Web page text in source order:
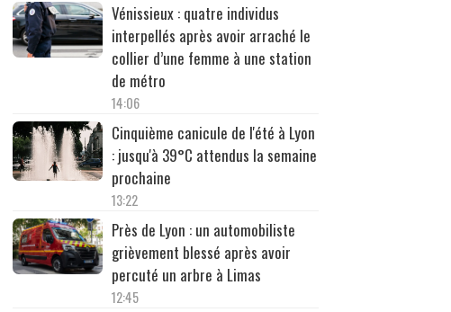
Vénissieux : quatre individus
interpellés après avoir arraché le
collier d’une femme à une station
de métro
14:06
Cinquième canicule de l'été à Lyon
: jusqu'à 39°C attendus la semaine
prochaine
13:22
Près de Lyon : un automobiliste
grièvement blessé après avoir
percuté un arbre à Limas
12:45